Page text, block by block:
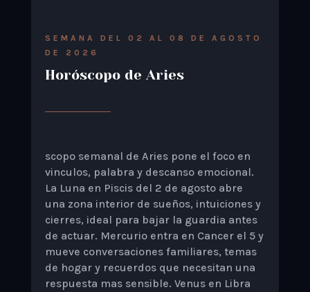
SEMANA DEL 02 AL 08 DE AGOSTO
DE 2026
Horóscopo de Aries
scopo semanal de Aries pone el foco en
vinculos, palabra y descanso emocional.
La Luna en Piscis del 2 de agosto abre
una zona interior de sueños, intuiciones y
cierres, ideal para bajar la guardia antes
de actuar. Mercurio entra en Cancer el 5 y
mueve conversaciones familiares, temas
de hogar y recuerdos que necesitan una
respuesta mas sensible. Venus en Libra